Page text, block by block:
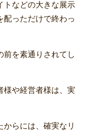
トなどの大きな展示
配っただけで終わっ
前を素通りされてし
様や経営者様は、実
らには、確実なリ